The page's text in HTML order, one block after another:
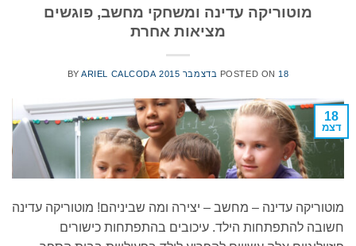
מוטוריקה עדינה ומשחקי מחשב, פוגשים
מציאות אחרת
POSTED ON 18 בדצמבר 2015 BYARIEL CALCODA
18
דצמ
מוטוריקה עדינה – מחשב – יצירה ומה שביניהם! מוטוריקה עדינה
חשובה להתפתחות הילד. עיכובים בהתפתחות כישורים